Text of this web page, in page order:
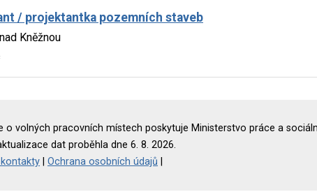
/ projektantka pozemních staveb
Kněžnou
o volných pracovních místech poskytuje Ministerstvo práce a
dat proběhla dne 6. 8. 2026.
Ochrana osobních údajů